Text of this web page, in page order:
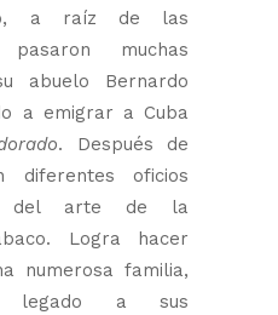
a raíz de las
muchas
abuelo Bernardo
a emigrar a Cuba
. Después de
diferentes oficios
del arte de la
Logra hacer
numerosa familia,
legado a sus